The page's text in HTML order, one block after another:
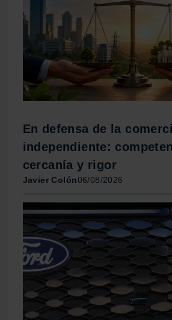
web, quienes pueden combinarla con
que les haya proporcionado o que
partir del uso que haya hecho de sus
En defensa de la
independiente:
cercanía y rigor
Javier Colón06/08/2026